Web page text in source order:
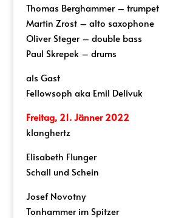
Thomas Berghammer – trumpet
Martin Zrost – alto saxophone
Oliver Steger – double bass
Paul Skrepek – drums
als Gast
Fellowsoph aka Emil Delivuk
Freitag, 21. Jänner 2022
klanghertz
Elisabeth Flunger
Schall und Schein
Josef Novotny
Tonhammer im Spitzer